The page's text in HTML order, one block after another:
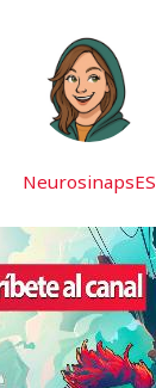
NeurosinapsES